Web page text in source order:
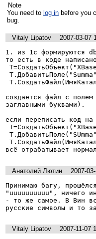
Note
You need to log in
bug.
Vitaly Lipatov
2007-03-07
1. из 1с формируются
то есть в коде
создается файл с
заглавными буквами).
если переписать код на
всё отрабатывает
Анатолий Лютин
2007-
Принимаю багу,
"uuuuuuuuuu", ничего
- то же самое. В Вин
русские символы и то
Vitaly Lipatov
2007-11-07